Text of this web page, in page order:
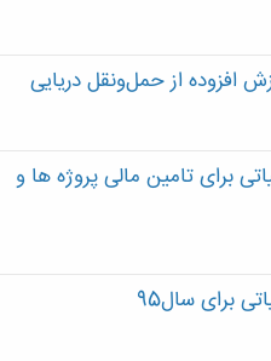
برای تامین مالی پروژه ها و
برای سال95